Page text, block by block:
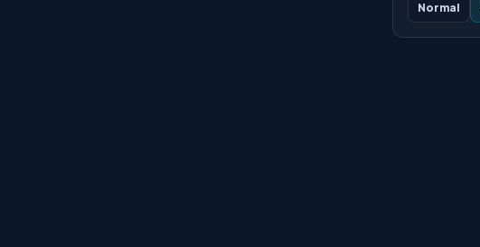
Normal